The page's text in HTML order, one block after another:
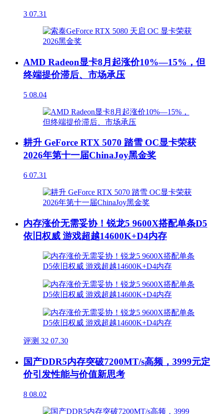
3 07.31
AMD Radeon显卡8月起涨价10%—15%，但
终端提价滞后、市场承压
5 08.04
耕升 GeForce RTX 5070 踏雪 OC显卡荣获
2026年第十一届ChinaJoy黑金奖
6 07.31
内存涨价无需妥协！锐龙5 9600X搭配单条D5
依旧权威 游戏超越14600K+D4内存
评测 32 07.30
国产DDR5内存突破7200MT/s高频，3999元定
价引发性能与价值新思考
8 08.02